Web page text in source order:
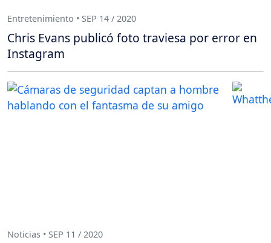
Entretenimiento • SEP 14 / 2020
Chris Evans publicó foto traviesa por error en
Instagram
Noticias • SEP 11 / 2020